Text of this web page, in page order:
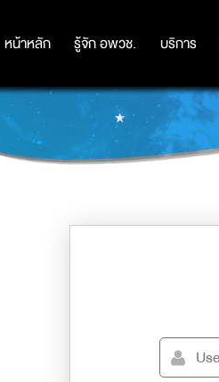
หน้าหลัก รู้จัก อพวช. บริการ
หน้าหลัก รู้จัก อพวช. บริการ